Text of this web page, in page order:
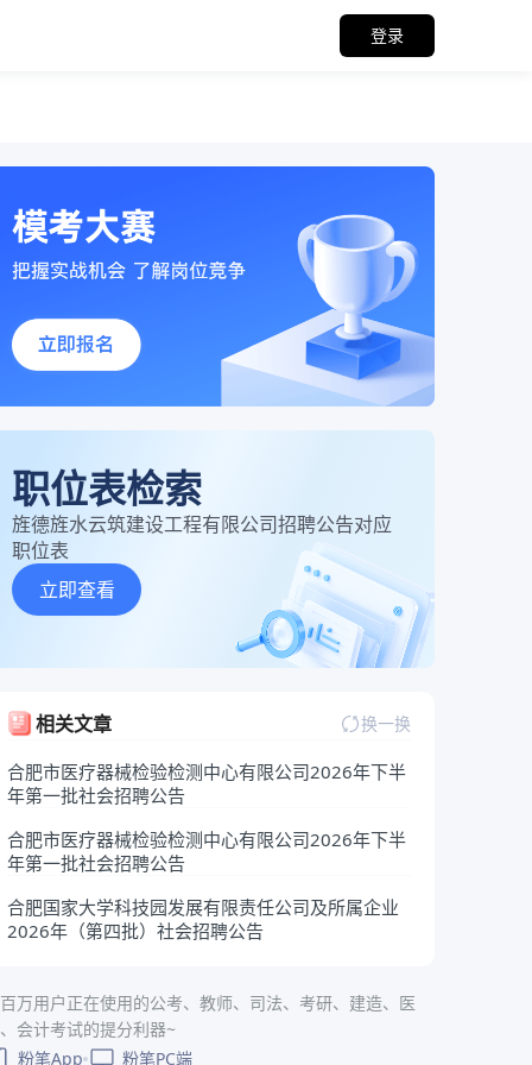
登录
职位表检索
旌德旌水云筑建设工程有限公司招聘公告对应
职位表
立即查看
相关文章 换一换
合肥市医疗器械检验检测中心有限公司2026年下半
年第一批社会招聘公告
合肥市医疗器械检验检测中心有限公司2026年下半
年第一批社会招聘公告
合肥国家大学科技园发展有限责任公司及所属企业
2026年（第四批）社会招聘公告
万用户正在使用的公考、教师、司法、考研、建造、医
会计考试的提分利器~
粉笔App
粉笔PC端